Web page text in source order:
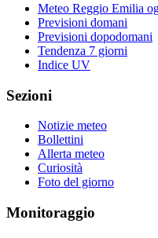
Meteo Reggio Emilia
Previsioni domani
Previsioni dopodomani
Tendenza 7 giorni
Indice UV
Sezioni
Notizie meteo
Bollettini
Allerta meteo
Curiosità
Foto del giorno
Monitoraggio